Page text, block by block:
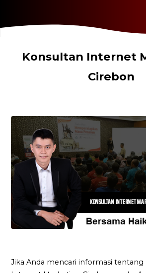
Konsultan Internet
Cirebon
Jika Anda mencari informasi tentang